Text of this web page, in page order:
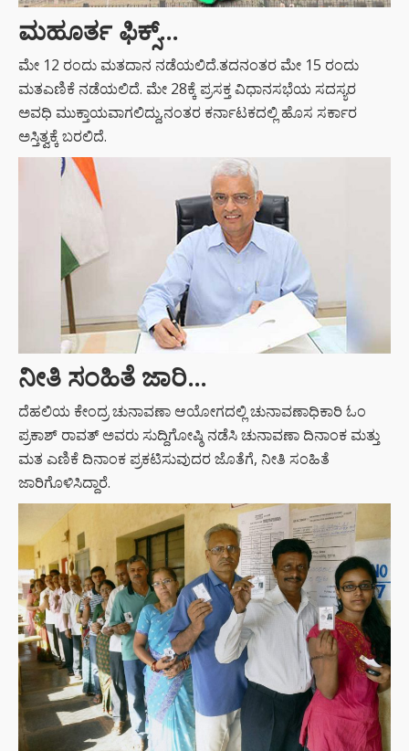
ಮಹೂರ್ತ ಫಿಕ್ಸ್…
ಮೇ 12 ರಂದು ಮತದಾನ ನಡೆಯಲಿದೆ.ತದನಂತರ ಮೇ 15 ರಂದು
ಮತಎಣಿಕೆ ನಡೆಯಲಿದೆ. ಮೇ 28ಕ್ಕೆ ಪ್ರಸಕ್ತ ವಿಧಾನಸಭೆಯ ಸದಸ್ಯರ
ಅವಧಿ ಮುಕ್ತಾಯವಾಗಲಿದ್ದು,ನಂತರ ಕರ್ನಾಟಕದಲ್ಲಿ ಹೊಸ ಸರ್ಕಾರ
ಅಸ್ತಿತ್ವಕ್ಕೆ ಬರಲಿದೆ.
ನೀತಿ ಸಂಹಿತೆ ಜಾರಿ…
ದೆಹಲಿಯ ಕೇಂದ್ರ ಚುನಾವಣಾ ಆಯೋಗದಲ್ಲಿ ಚುನಾವಣಾಧಿಕಾರಿ ಓಂ
ಪ್ರಕಾಶ್ ರಾವತ್ ಅವರು ಸುದ್ದಿಗೋಷ್ಠಿ ನಡೆಸಿ ಚುನಾವಣಾ ದಿನಾಂಕ ಮತ್ತು
ಮತ ಎಣಿಕೆ ದಿನಾಂಕ ಪ್ರಕಟಿಸುವುದರ ಜೊತೆಗೆ, ನೀತಿ ಸಂಹಿತೆ
ಜಾರಿಗೊಳಿಸಿದ್ದಾರೆ.